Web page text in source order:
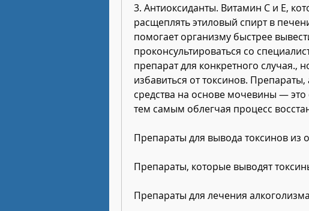
3. Антиоксиданты. Витамин С и Е,
расщеплять этиловый спирт в
помогает организму быстрее
проконсультироваться со
препарат для конкретного случая.,
избавиться от токсинов.
средства на основе мочевины —
тем самым облегчая процесс
Препараты для вывода токсинов из
Препараты, которые выводят
Препараты для лечения алкоголизма